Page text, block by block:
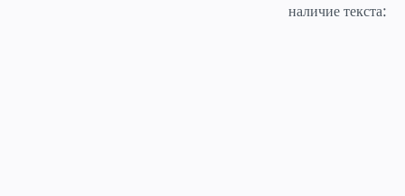
наличие текста: